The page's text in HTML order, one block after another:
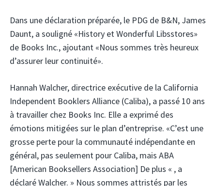
Dans une déclaration préparée, le PDG de B&N, James
Daunt, a souligné «History et Wonderful Libsstores»
de Books Inc., ajoutant «Nous sommes très heureux
d’assurer leur continuité».
Hannah Walcher, directrice exécutive de la California
Independent Booklers Alliance (Caliba), a passé 10 ans
à travailler chez Books Inc. Elle a exprimé des
émotions mitigées sur le plan d’entreprise. «C’est une
grosse perte pour la communauté indépendante en
général, pas seulement pour Caliba, mais ABA
[American Booksellers Association] De plus « , a
déclaré Walcher. » Nous sommes attristés par les